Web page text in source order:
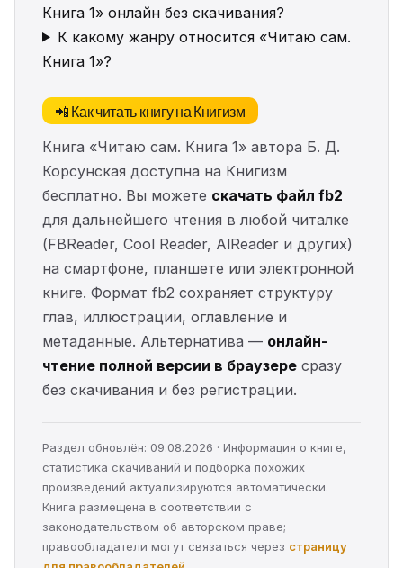
Книга 1» онлайн без скачивания?
К какому жанру относится «Читаю сам.
Книга 1»?
📲 Как читать книгу на Книгизм
Книга «Читаю сам. Книга 1» автора Б. Д.
Корсунская доступна на Книгизм
бесплатно. Вы можете скачать файл fb2
для дальнейшего чтения в любой читалке
(FBReader, Cool Reader, AlReader и других)
на смартфоне, планшете или электронной
книге. Формат fb2 сохраняет структуру
глав, иллюстрации, оглавление и
метаданные. Альтернатива — онлайн-
чтение полной версии в браузере сразу
без скачивания и без регистрации.
Раздел обновлён: 09.08.2026 · Информация о книге,
статистика скачиваний и подборка похожих
произведений актуализируются автоматически.
Книга размещена в соответствии с
законодательством об авторском праве;
правообладатели могут связаться через страницу